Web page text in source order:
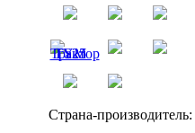
Страна-производитель: